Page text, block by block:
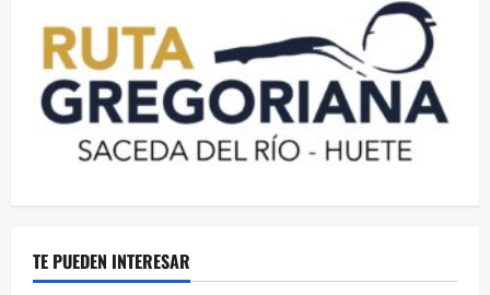
TE PUEDEN INTERESAR